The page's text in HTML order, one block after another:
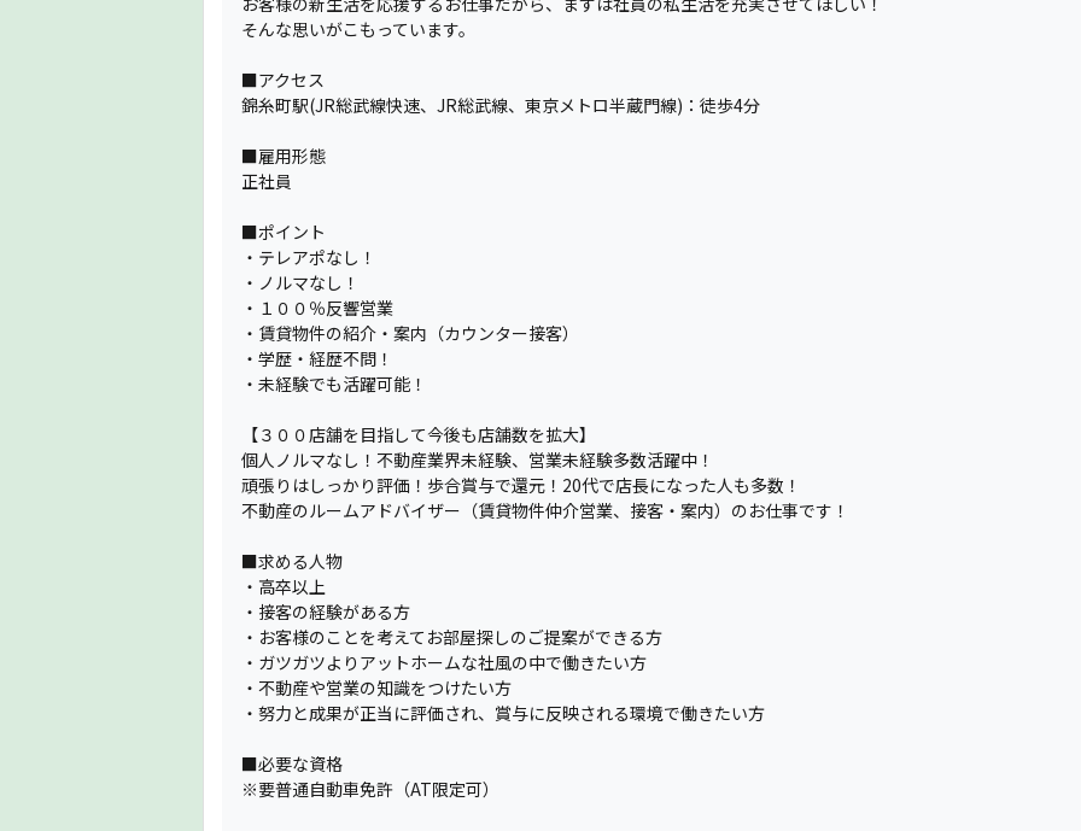
そんな思いがこもっています。
■アクセス
錦糸町駅(JR総武線快速、JR総武線、東京メトロ半蔵門線)：徒歩4分
■雇用形態
正社員
■ポイント
・テレアポなし！
・ノルマなし！
・１００％反響営業
・賃貸物件の紹介・案内（カウンター接客）
・学歴・経歴不問！
・未経験でも活躍可能！
【３００店舗を目指して今後も店舗数を拡大】
個人ノルマなし！不動産業界未経験、営業未経験多数活躍中！
頑張りはしっかり評価！歩合賞与で還元！20代で店長になった人も多数！
不動産のルームアドバイザー（賃貸物件仲介営業、接客・案内）のお仕事です！
■求める人物
・高卒以上
・接客の経験がある方
・お客様のことを考えてお部屋探しのご提案ができる方
・ガツガツよりアットホームな社風の中で働きたい方
・不動産や営業の知識をつけたい方
・努力と成果が正当に評価され、賞与に反映される環境で働きたい方
■必要な資格
※要普通自動車免許（AT限定可）